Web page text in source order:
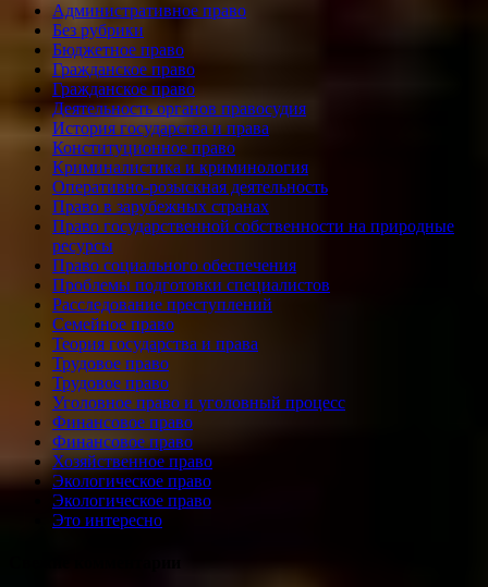
Административное право
Без рубрики
Бюджетное право
Гражданское право
Гражданское право
Деятельность органов правосудия
История государства и права
Конституционное право
Криминалистика и криминология
Оперативно-розыскная деятельность
Право в зарубежных странах
Право государственной собственности на природные
ресурсы
Право социального обеспечения
Проблемы подготовки специалистов
Расследование преступлений
Семейное право
Теория государства и права
Трудовое право
Трудовое право
Уголовное право и уголовный процесс
Финансовое право
Финансовое право
Хозяйственное право
Экологическое право
Экологическое право
Это интересно